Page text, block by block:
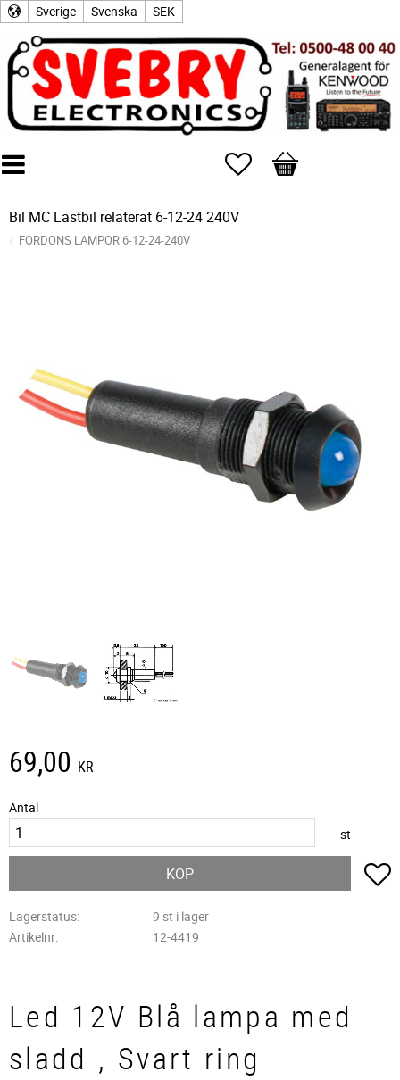
Sverige Svenska SEK
Favoriter
Kundvagn
Bil MC Lastbil relaterat 6-12-24 240V
FORDONS LAMPOR 6-12-24-240V
69,00 KR
Antal
st
KÖP
Lagerstatus
9 st i lager
Artikelnr
12-4419
Led 12V Blå lampa med
sladd , Svart ring